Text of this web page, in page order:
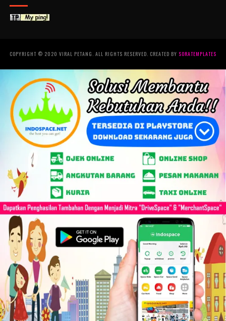
COPYRIGHT © 2020 VIRAL PETANG. ALL RIGHTS RESERVED. CREATED BY SORATEMPLATES